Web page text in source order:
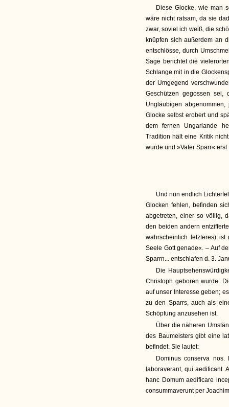
Diese Glocke, wie man
wäre nicht ratsam, da sie
zwar, soviel ich weiß, die
knüpfen sich außerdem an
entschlösse, durch
Sage berichtet die
Schlange mit in die
der Umgegend
Geschützen gegossen sei,
Ungläubigen
Glocke selbst erobert und
dem fernen Ungarlande
Tradition hält eine Kritik
wurde und »Vater Sparr«
Und nun endlich
Glocken fehlen, befinden
abgetreten, einer so völlig,
den beiden andern
wahrscheinlich letzteres)
Seele Gott genade«. – Auf
Sparrn... entschlafen d. 3.
Die
Christoph geboren wurde.
auf unser Interesse geben;
zu den Sparrs, auch als
Schöpfung anzusehen ist.
Über die näheren
des Baumeisters gibt eine
befindet. Sie lautet:
Dominus conserva
laboraverant, qui aedificant.
hanc Domum aedificare
consummaverunt per